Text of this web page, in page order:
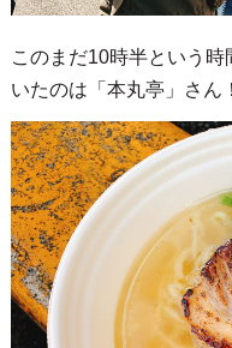
このまだ10時半という
いたのは「本丸亭」さん